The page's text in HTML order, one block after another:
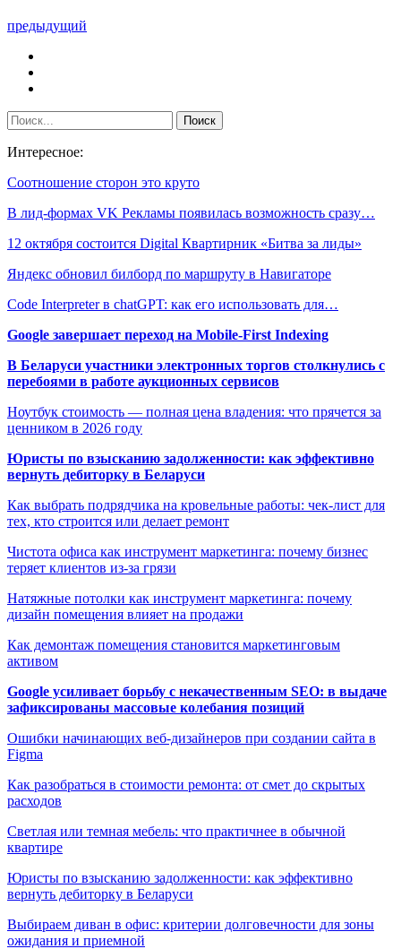
предыдущий
Интересное:
Соотношение сторон это круто
В лид-формах VK Рекламы появилась возможность сразу…
12 октября состоится Digital Квартирник «Битва за лиды»
Яндекс обновил билборд по маршруту в Навигаторе
Code Interpreter в chatGPT: как его использовать для…
Google завершает переход на Mobile-First Indexing
В Беларуси участники электронных торгов столкнулись с
перебоями в работе аукционных сервисов
Ноутбук стоимость — полная цена владения: что прячется за
ценником в 2026 году
Юристы по взысканию задолженности: как эффективно
вернуть дебиторку в Беларуси
Как выбрать подрядчика на кровельные работы: чек-лист для
тех, кто строится или делает ремонт
Чистота офиса как инструмент маркетинга: почему бизнес
теряет клиентов из-за грязи
Натяжные потолки как инструмент маркетинга: почему
дизайн помещения влияет на продажи
Как демонтаж помещения становится маркетинговым
активом
Google усиливает борьбу с некачественным SEO: в выдаче
зафиксированы массовые колебания позиций
Ошибки начинающих веб-дизайнеров при создании сайта в
Figma
Как разобраться в стоимости ремонта: от смет до скрытых
расходов
Светлая или темная мебель: что практичнее в обычной
квартире
Юристы по взысканию задолженности: как эффективно
вернуть дебиторку в Беларуси
Выбираем диван в офис: критерии долговечности для зоны
ожидания и приемной